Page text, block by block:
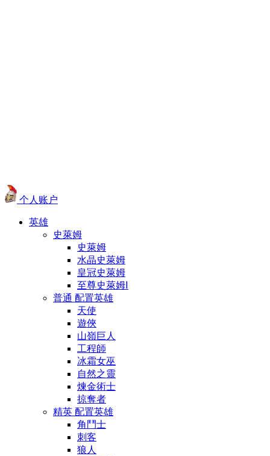
个人账户
英雄
史萊姆
史萊姆
水晶史萊姆
皇冠史萊姆
至尊史萊姆Ⅰ
普通 配置英雄
天使
遊俠
山嶺巨人
工程師
冰霜女巫
自然之靈
煉金術士
掠奪者
精英 配置英雄
角鬥士
刺客
狼人